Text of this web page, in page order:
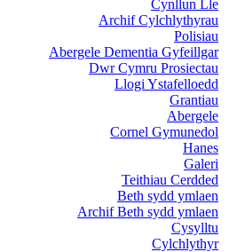
Cynllun Lle
Archif Cylchlythyrau
Polisiau
Abergele Dementia Gyfeillgar
Dwr Cymru Prosiectau
Llogi Ystafelloedd
Grantiau
Abergele
Cornel Gymunedol
Hanes
Galeri
Teithiau Cerdded
Beth sydd ymlaen
Archif Beth sydd ymlaen
Cysylltu
Cylchlythyr